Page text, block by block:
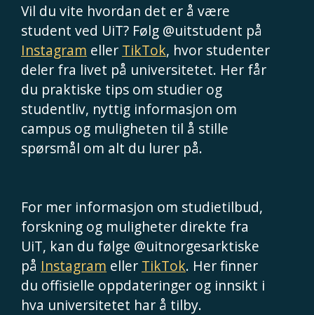
Vil du vite hvordan det er å være
student ved UiT? Følg @uitstudent på
Instagram eller TikTok, hvor studenter
deler fra livet på universitetet. Her får
du praktiske tips om studier og
studentliv, nyttig informasjon om
campus og muligheten til å stille
spørsmål om alt du lurer på.
For mer informasjon om studietilbud,
forskning og muligheter direkte fra
UiT, kan du følge @uitnorgesarktiske
på Instagram eller TikTok. Her finner
du offisielle oppdateringer og innsikt i
hva universitetet har å tilby.